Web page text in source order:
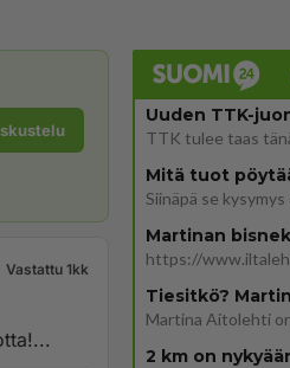
Vastattu 1kk
Helena on palannut entistä isompana. Totta!...